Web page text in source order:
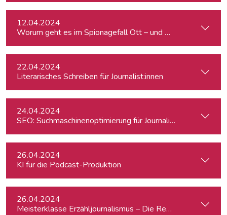
12.04.2024
Worum geht es im Spionagefall Ott – und wie reagiert die
22.04.2024
Literarisches Schreiben für Journalist:innen
24.04.2024
SEO: Suchmaschinenoptimierung für Journalist:innen
26.04.2024
KI für die Podcast-Produktion
26.04.2024
Meisterklasse Erzähljournalismus – Die